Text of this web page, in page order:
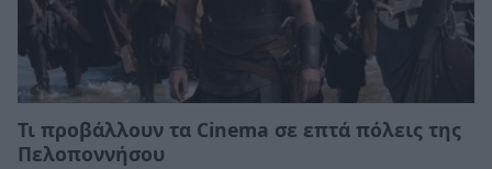
Τι προβάλλουν τα Cinema σε επτά πόλεις της
Πελοποννήσου